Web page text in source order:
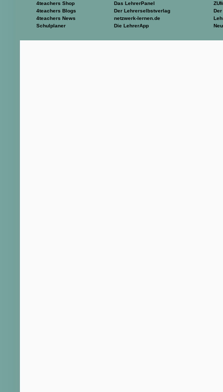
4teachers Shop
4teachers Blogs
4teachers News
Schulplaner
Das LehrerPanel
Der Lehrerselbstverlag
netzwerk-lernen.de
Die LehrerApp